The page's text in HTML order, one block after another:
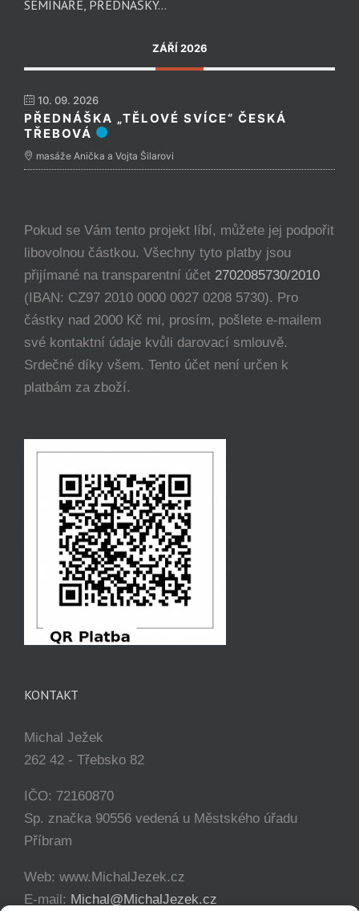
SEMINÁŘE, PŘEDNÁŠKY…
ZÁŘÍ 2026
10. 09. 2026
PŘEDNÁŠKA „TĚLOVÉ SVÍCE“ ČESKÁ
TŘEBOVÁ
masáže Anička a Vojta Šilarovi
Pokud se Vám tento projekt líbí, můžete jej podpořit
libovolnou částkou. Všechny tyto platby jsou
přijímané na transparentní účet 2702085730/2010
(IBAN: CZ97 2010 0000 0027 0208 5730). Pro
částky nad 2000 Kč mi, prosím, pošlete e-mailem
své kontaktní údaje kvůli darovací smlouvě.
Srdečné díky všem. Tento účet není určen k
platbám za zboží.
KONTAKT
Michal Ježek
262 42 - Třebsko 82
IČO: 72160870
Sp. značka 90556 vedená u Městského úřadu
Příbram
Web: www.MichalJezek.cz
E-mail: Michal@MichalJezek.cz